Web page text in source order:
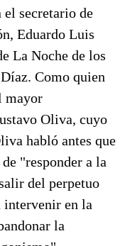
secretario de
Eduardo Luis
La Noche de los
Como quien
mayor
Oliva, cuyo
habló antes que
"responder a la
del perpetuo
intervenir en la
la